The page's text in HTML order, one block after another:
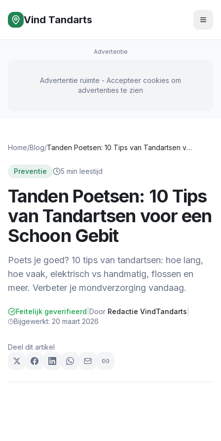
Vind Tandarts
Advertentie
Advertentie ruimte - Accepteer cookies om
advertenties te zien
Home/Blog/ Tanden Poetsen: 10 Tips van Tandartsen voor een Schoon Gebit
Preventie 5 min leestijd
Tanden Poetsen: 10 Tips
van Tandartsen voor een
Schoon Gebit
Poets je goed? 10 tips van tandartsen: hoe lang,
hoe vaak, elektrisch vs handmatig, flossen en
meer. Verbeter je mondverzorging vandaag.
Feitelijk geverifieerd Door Redactie VindTandarts
Bijgewerkt: 20 maart 2026
Deel dit artikel